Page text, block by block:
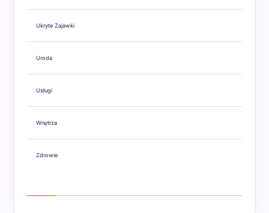
Ukryte Zajawki
Uroda
Usługi
Wnętrza
Zdrowie